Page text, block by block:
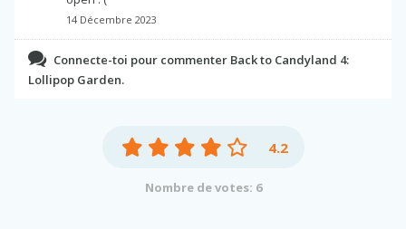
14 Décembre 2023
Connecte-toi pour commenter Back to Candyland 4:
Lollipop Garden.
4.2
Nombre de votes: 6